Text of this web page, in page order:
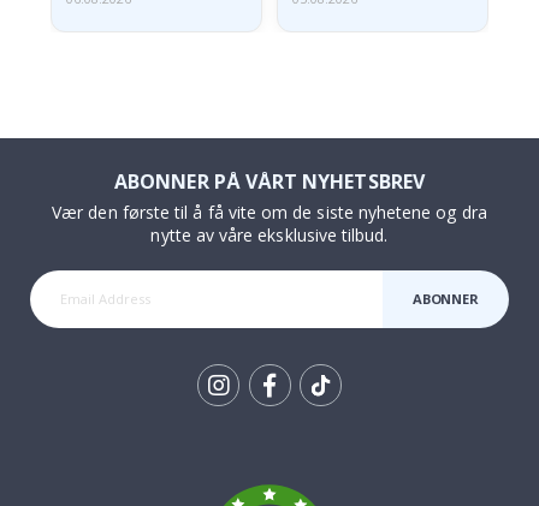
ABONNER PÅ VÅRT NYHETSBREV
Vær den første til å få vite om de siste nyhetene og dra
nytte av våre eksklusive tilbud.
ABONNER